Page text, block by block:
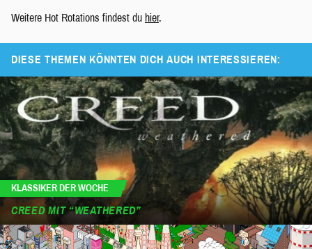
Weitere Hot Rotations findest du hier.
DIESE THEMEN KÖNNTEN DICH AUCH INTERESSIEREN:
KLASSIKER DER WOCHE
CREED MIT “WEATHERED”